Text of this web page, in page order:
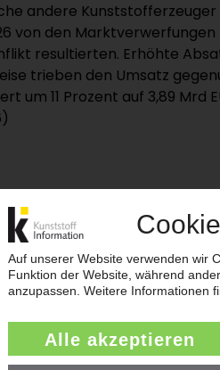
andere
von den
resultierten. Erhöhte
trieben den Umsatz
um 11 Prozent auf 3,89 Mrd
in „Nexpoint“ um
Segment „Engineering
unter Nexpoint firmieren
Das geht aus Dokumenten
USPTO hervor. Danach
Jadeed und Plastics
(04.08.2026)